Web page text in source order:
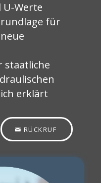
Werte
für
staatliche
erklärt
RÜCKRUF